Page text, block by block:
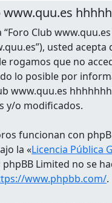
www.quu.es
“Foro Club
usted
rogamos que no
lo posible por
www.quu.es
y/o modificados.
funcionan con
la «Licencia Pública
Limited no se
www.phpbb.com/.